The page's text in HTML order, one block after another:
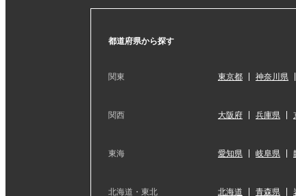
都道府県から探す
関東 東京都 神奈川県
関西 大阪府 兵庫県
東海 愛知県 岐阜県
北海道・東北 北海道 青森県